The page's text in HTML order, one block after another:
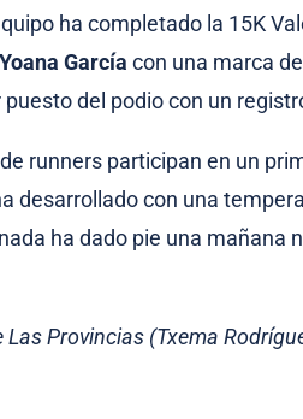
ha completado la 15K
Yoana García con una marca
del podio con un
runners participan en un
desarrollado con una
ha dado pie una mañana
Provincias (Txema